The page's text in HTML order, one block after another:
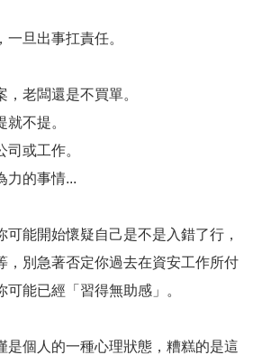
一旦出事扛責任。
，老闆還是不買單。
就不提。
司或工作。
力的事情...
能開始懷疑自己是不是入錯了行，
，別急著否定你過去在資安工作所付
能已經「習得無助感」。
是個人的一種心理狀態，糟糕的是這